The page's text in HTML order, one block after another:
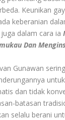
Keunikan
keberanian
dalam cara ia
Dan
Gunawan
dan tidak
batasan
selalu berani